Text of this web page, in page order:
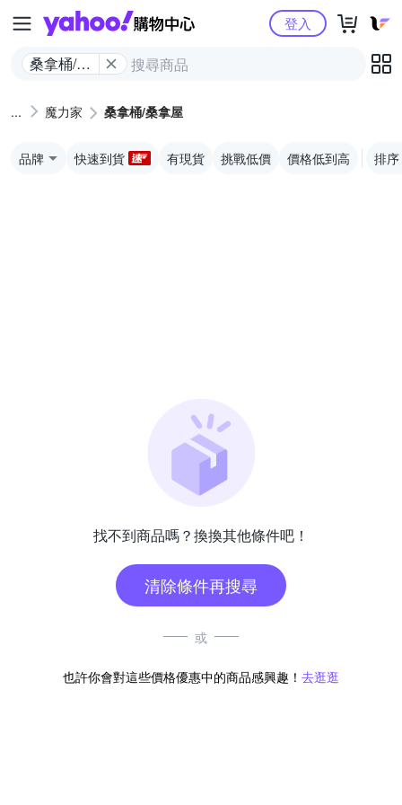
Yahoo購物中心
桑拿桶/桑
登入
魔力家 桑拿桶/桑拿屋
品牌 快速到貨 有現貨 挑戰低價 價格低到高 排序
找不到商品嗎？換換其他條件吧！
清除條件再搜尋
或
也許你會對這些價格優惠中的商品感興趣！ 去逛逛